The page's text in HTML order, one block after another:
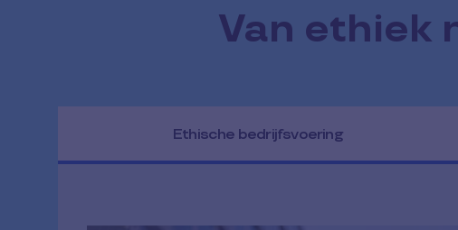
Van ethiek
Ethische bedrijfsvoering